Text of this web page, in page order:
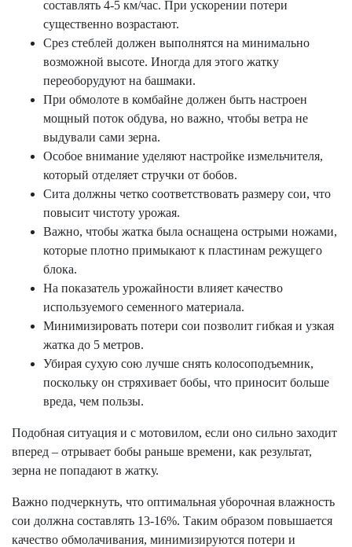
составлять 4-5 км/час. При ускорении потери
существенно возрастают.
Срез стеблей должен выполнятся на минимально
возможной высоте. Иногда для этого жатку
переоборудуют на башмаки.
При обмолоте в комбайне должен быть настроен
мощный поток обдува, но важно, чтобы ветра не
выдували сами зерна.
Особое внимание уделяют настройке измельчителя,
который отделяет стручки от бобов.
Сита должны четко соответствовать размеру сои, что
повысит чистоту урожая.
Важно, чтобы жатка была оснащена острыми ножами,
которые плотно примыкают к пластинам режущего
блока.
На показатель урожайности влияет качество
используемого семенного материала.
Минимизировать потери сои позволит гибкая и узкая
жатка до 5 метров.
Убирая сухую сою лучше снять колосоподъемник,
поскольку он стряхивает бобы, что приносит больше
вреда, чем пользы.
Подобная ситуация и с мотовилом, если оно сильно заходит
вперед – отрывает бобы раньше времени, как результат,
зерна не попадают в жатку.
Важно подчеркнуть, что оптимальная уборочная влажность
сои должна составлять 13-16%. Таким образом повышается
качество обмолачивания, минимизируются потери и